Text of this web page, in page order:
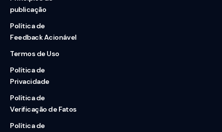
publicação
Política de
Feedback Acionável
Termos de Uso
Política de
Privacidade
Política de
Verificação de Fatos
Política de